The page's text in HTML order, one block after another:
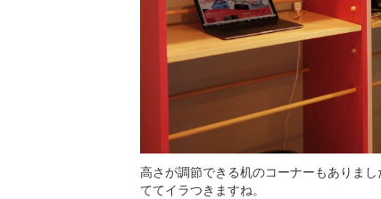
高さが調節できる机のコーナーもありま
ててイラつきますね。